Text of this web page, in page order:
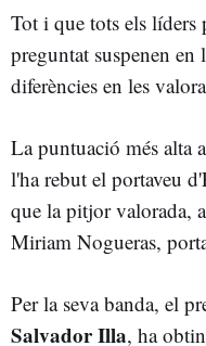
Tot i que tots els líders
preguntat suspenen en
diferències en les
La puntuació més alta
l'ha rebut el portaveu
que la pitjor valorada,
Miriam Nogueras,
Per la seva banda, el
Salvador Illa, ha